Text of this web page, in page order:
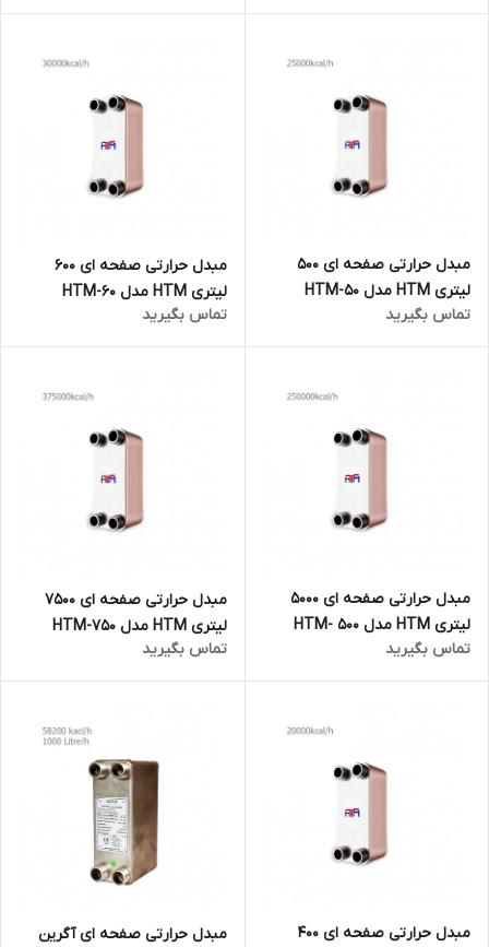
مبدل حرارتی صفحه ای 500
لیتری HTM مدل HTM-50
تماس بگیرید
مبدل حرارتی صفحه ای 600
لیتری HTM مدل HTM-60
تماس بگیرید
مبدل حرارتی صفحه ای 5000
لیتری HTM مدل HTM- 500
تماس بگیرید
مبدل حرارتی صفحه ای 7500
لیتری HTM مدل HTM-750
تماس بگیرید
مبدل حرارتی صفحه ای 400
مبدل حرارتی صفحه ای آگرین